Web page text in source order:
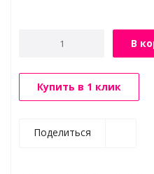
В
Купить в 1 клик
Поделиться